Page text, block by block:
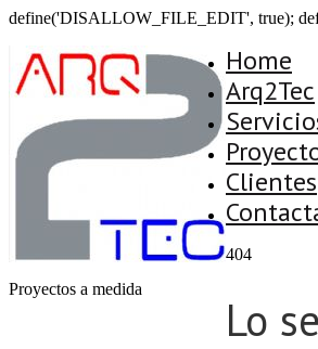
define('DISALLOW_FILE_EDIT', true);
Proyectos a medida
Home
Arq2Tec
Clientes
404
Lo